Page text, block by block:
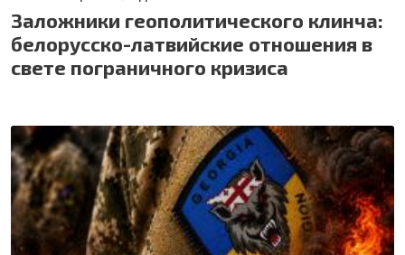
Заложники геополитического клинча:
белорусско-латвийские отношения в
свете пограничного кризиса